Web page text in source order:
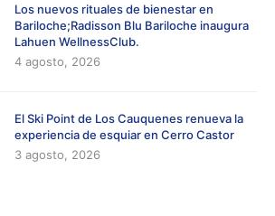
Los nuevos rituales de bienestar en
Bariloche;Radisson Blu Bariloche inaugura
Lahuen WellnessClub.
4 agosto, 2026
El Ski Point de Los Cauquenes renueva la
experiencia de esquiar en Cerro Castor
3 agosto, 2026